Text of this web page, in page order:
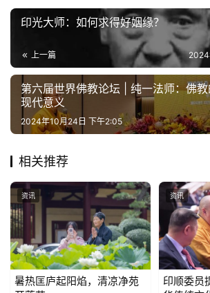
印光大师：如何求得好姻缘？
上一篇 2024
第六届世界佛教论坛 | 纯一法师：佛教
现代意义
2024年10月24日 下午2:05
相关推荐
资讯
暑热匡庐起阳焰，清凉净苑
资讯
印顺委员